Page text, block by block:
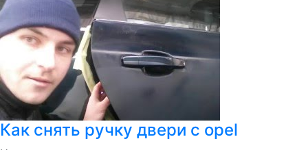
Как снять ручку двери с opel